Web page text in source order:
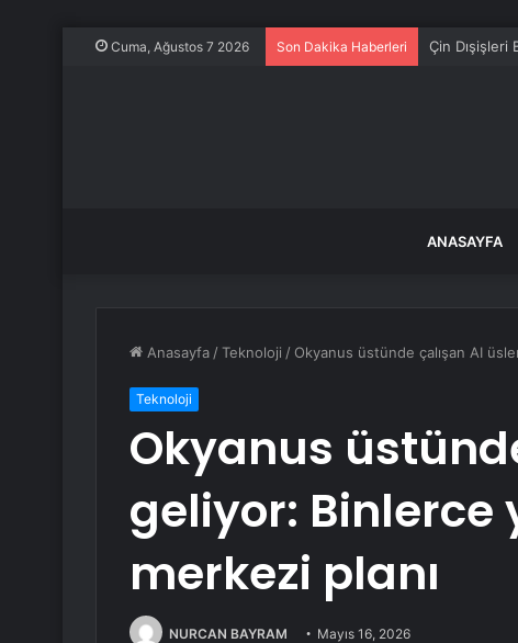
Cuma, Ağustos 7 2026 Son Dakika Haberleri Çin Dışişleri
ANASAYFA
Anasayfa /Teknoloji / Okyanus üstünde çalışan AI
Teknoloji
Okyanus
geliyor: Binlerce
merkezi planı
NURCAN BAYRAM Mayıs 16, 2026